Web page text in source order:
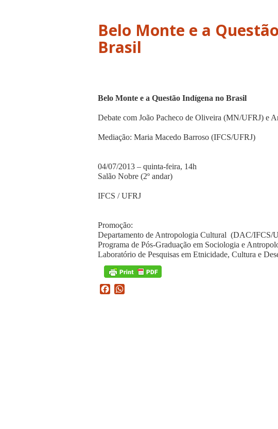
Belo Monte e a
Brasil
Belo Monte e a Questão Indígena no Brasil
Debate com João Pacheco de Oliveira (MN/UFRJ) e
Mediação: Maria Macedo Barroso (IFCS/UFRJ)
04/07/2013 – quinta-feira, 14h
Salão Nobre (2º andar)
IFCS / UFRJ
Promoção:
Departamento de Antropologia Cultural (DAC/IFCS/
Programa de Pós-Graduação em Sociologia e
Laboratório de Pesquisas em Etnicidade, Cultura e
Facebook